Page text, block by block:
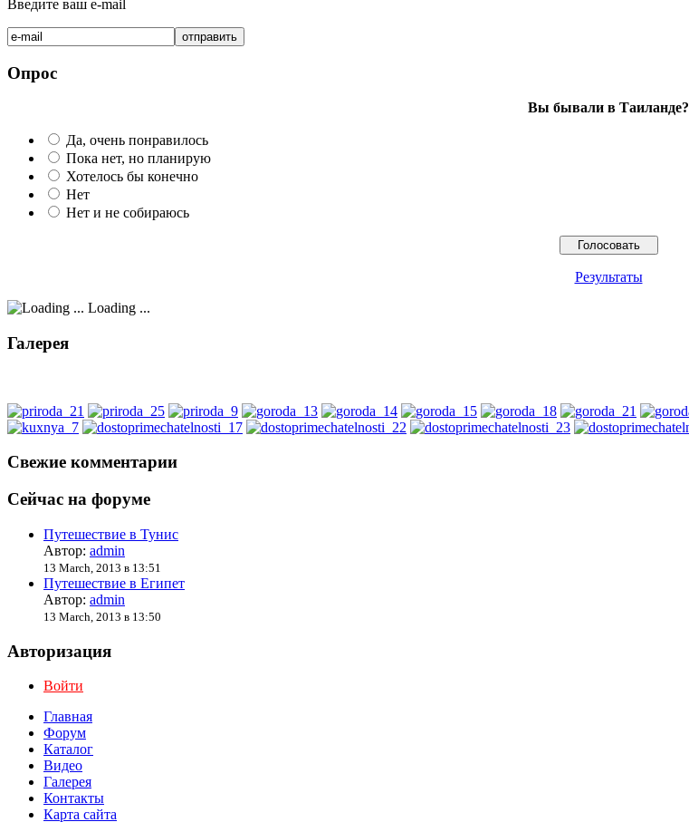
Введите ваш e-mail
Опрос
Вы бывали в Таиланде?
Да, очень понравилось
Пока нет, но планирую
Хотелось бы конечно
Нет
Нет и не собираюсь
Результаты
Loading ...
Галерея
Свежие комментарии
Сейчас на форуме
Путешествие в Тунис
Автор: admin
13 March, 2013 в 13:51
Путешествие в Египет
Автор: admin
13 March, 2013 в 13:50
Авторизация
Войти
Главная
Форум
Каталог
Видео
Галерея
Контакты
Карта сайта